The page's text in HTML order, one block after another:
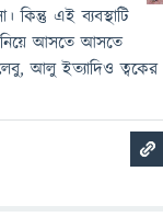
কিন্তু এই ব্যবস্থাটি
নিয়ে আসতে আসতে
আলু ইত্যাদিও ত্বকের